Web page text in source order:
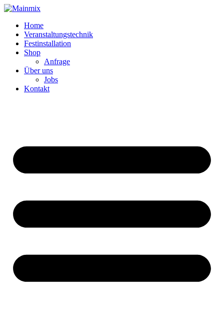
Zum
springenHome
Veranstaltungstechnik
Festinstallation
Shop
Anfrage
Über uns
Jobs
Kontakt